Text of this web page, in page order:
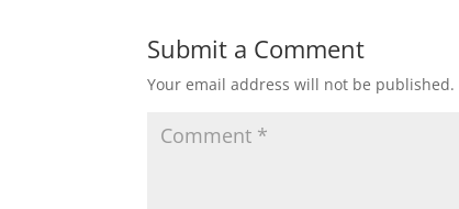
Submit a Comment
Your email address will not be published.